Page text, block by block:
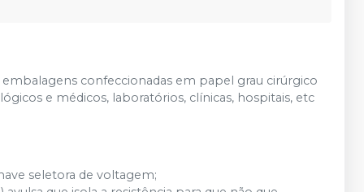
embalagens confeccionadas em papel grau cirúrgico
e médicos, laboratórios, clínicas, hospitais, etc
seletora de voltagem;